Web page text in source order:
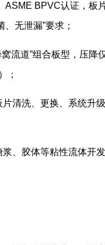
ASME BPVC认证，板
无泄漏”要求；
流道”组合板型，压
；
清洗、更换、系统升
、胶体等粘性流体开